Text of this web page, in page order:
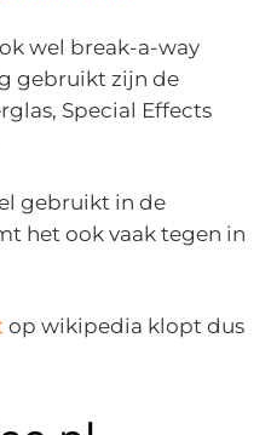
wel break-a-way
gebruikt zijn de
Special Effects
gebruikt in de
het ook vaak tegen in
op wikipedia klopt dus